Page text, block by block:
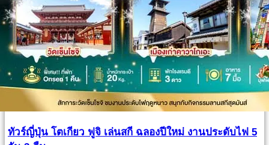
ทัวร์ญี่ปุ่น โตเกียว ฟูจิ เล่นสกี ฉลองปีใหม่ งานประดับไฟ 5